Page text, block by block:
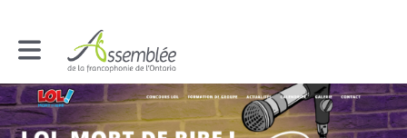
Toggle main navigation